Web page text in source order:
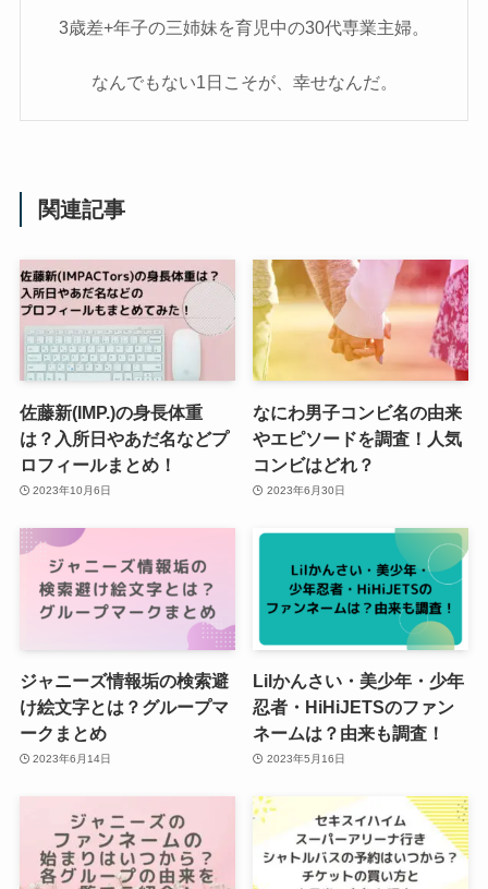
3歳差+年子の三姉妹を育児中の30代専業主婦。
なんでもない1日こそが、幸せなんだ。
関連記事
佐藤新(IMP.)の身長体重
は？入所日やあだ名などプ
ロフィールまとめ！
2023年10月6日
なにわ男子コンビ名の由来
やエピソードを調査！人気
コンビはどれ？
2023年6月30日
ジャニーズ情報垢の検索避
け絵文字とは？グループマ
ークまとめ
2023年6月14日
Lilかんさい・美少年・少年
忍者・HiHiJETSのファン
ネームは？由来も調査！
2023年5月16日